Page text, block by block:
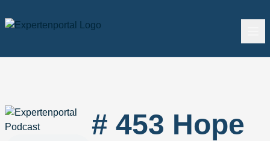
# 453 Hope